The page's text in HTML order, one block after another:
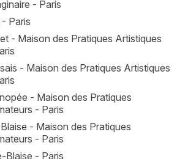
- Paris
Paris
- Maison des Pratiques Artistiques
- Maison des Pratiques Artistiques
- Maison des Pratiques
- Paris
- Maison des Pratiques
- Paris
Blaise - Paris